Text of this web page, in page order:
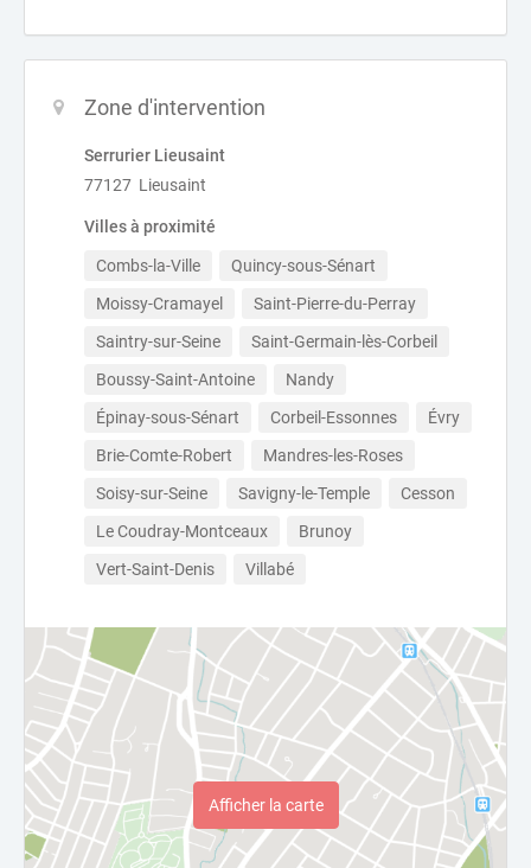
Zone d'intervention
Serrurier Lieusaint
77127 Lieusaint
Villes à proximité
Combs-la-Ville
Quincy-sous-Sénart
Moissy-Cramayel
Saint-Pierre-du-Perray
Saintry-sur-Seine
Saint-Germain-lès-Corbeil
Boussy-Saint-Antoine
Nandy
Épinay-sous-Sénart
Corbeil-Essonnes
Évry
Brie-Comte-Robert
Mandres-les-Roses
Soisy-sur-Seine
Savigny-le-Temple
Cesson
Le Coudray-Montceaux
Brunoy
Vert-Saint-Denis
Villabé
Afficher la carte